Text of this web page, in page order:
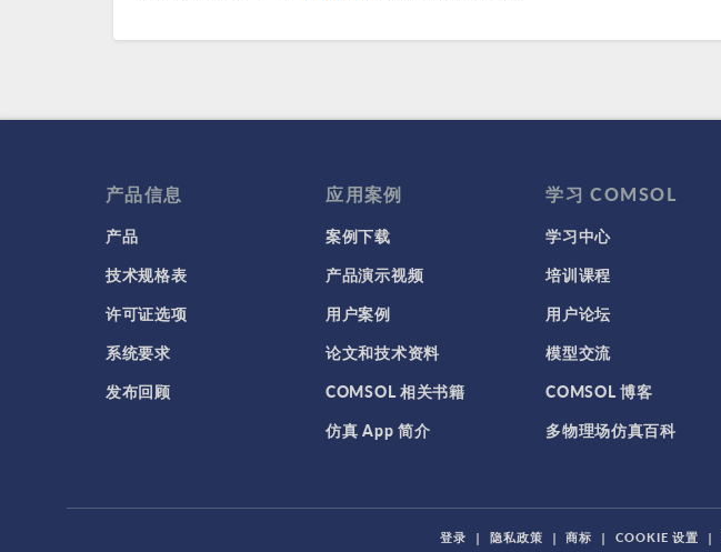
产品信息
产品
技术规格表
许可证选项
系统要求
发布回顾
应用案例
案例下载
产品演示视频
用户案例
论文和技术资料
COMSOL 相关书籍
仿真 App 简介
学习 COMSOL
学习中心
培训课程
用户论坛
模型交流
COMSOL 博客
多物理场仿真百科
登录 | 隐私政策 | 商标 | COOKIE 设置 |